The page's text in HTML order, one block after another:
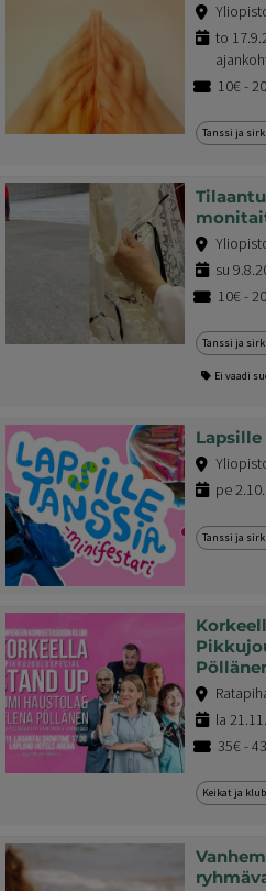
to
10€ -
Tanssi ja
su
10€ -
Tanssi ja
Ei vaadi
pe
Tanssi ja
la
35€ -
Keikat ja